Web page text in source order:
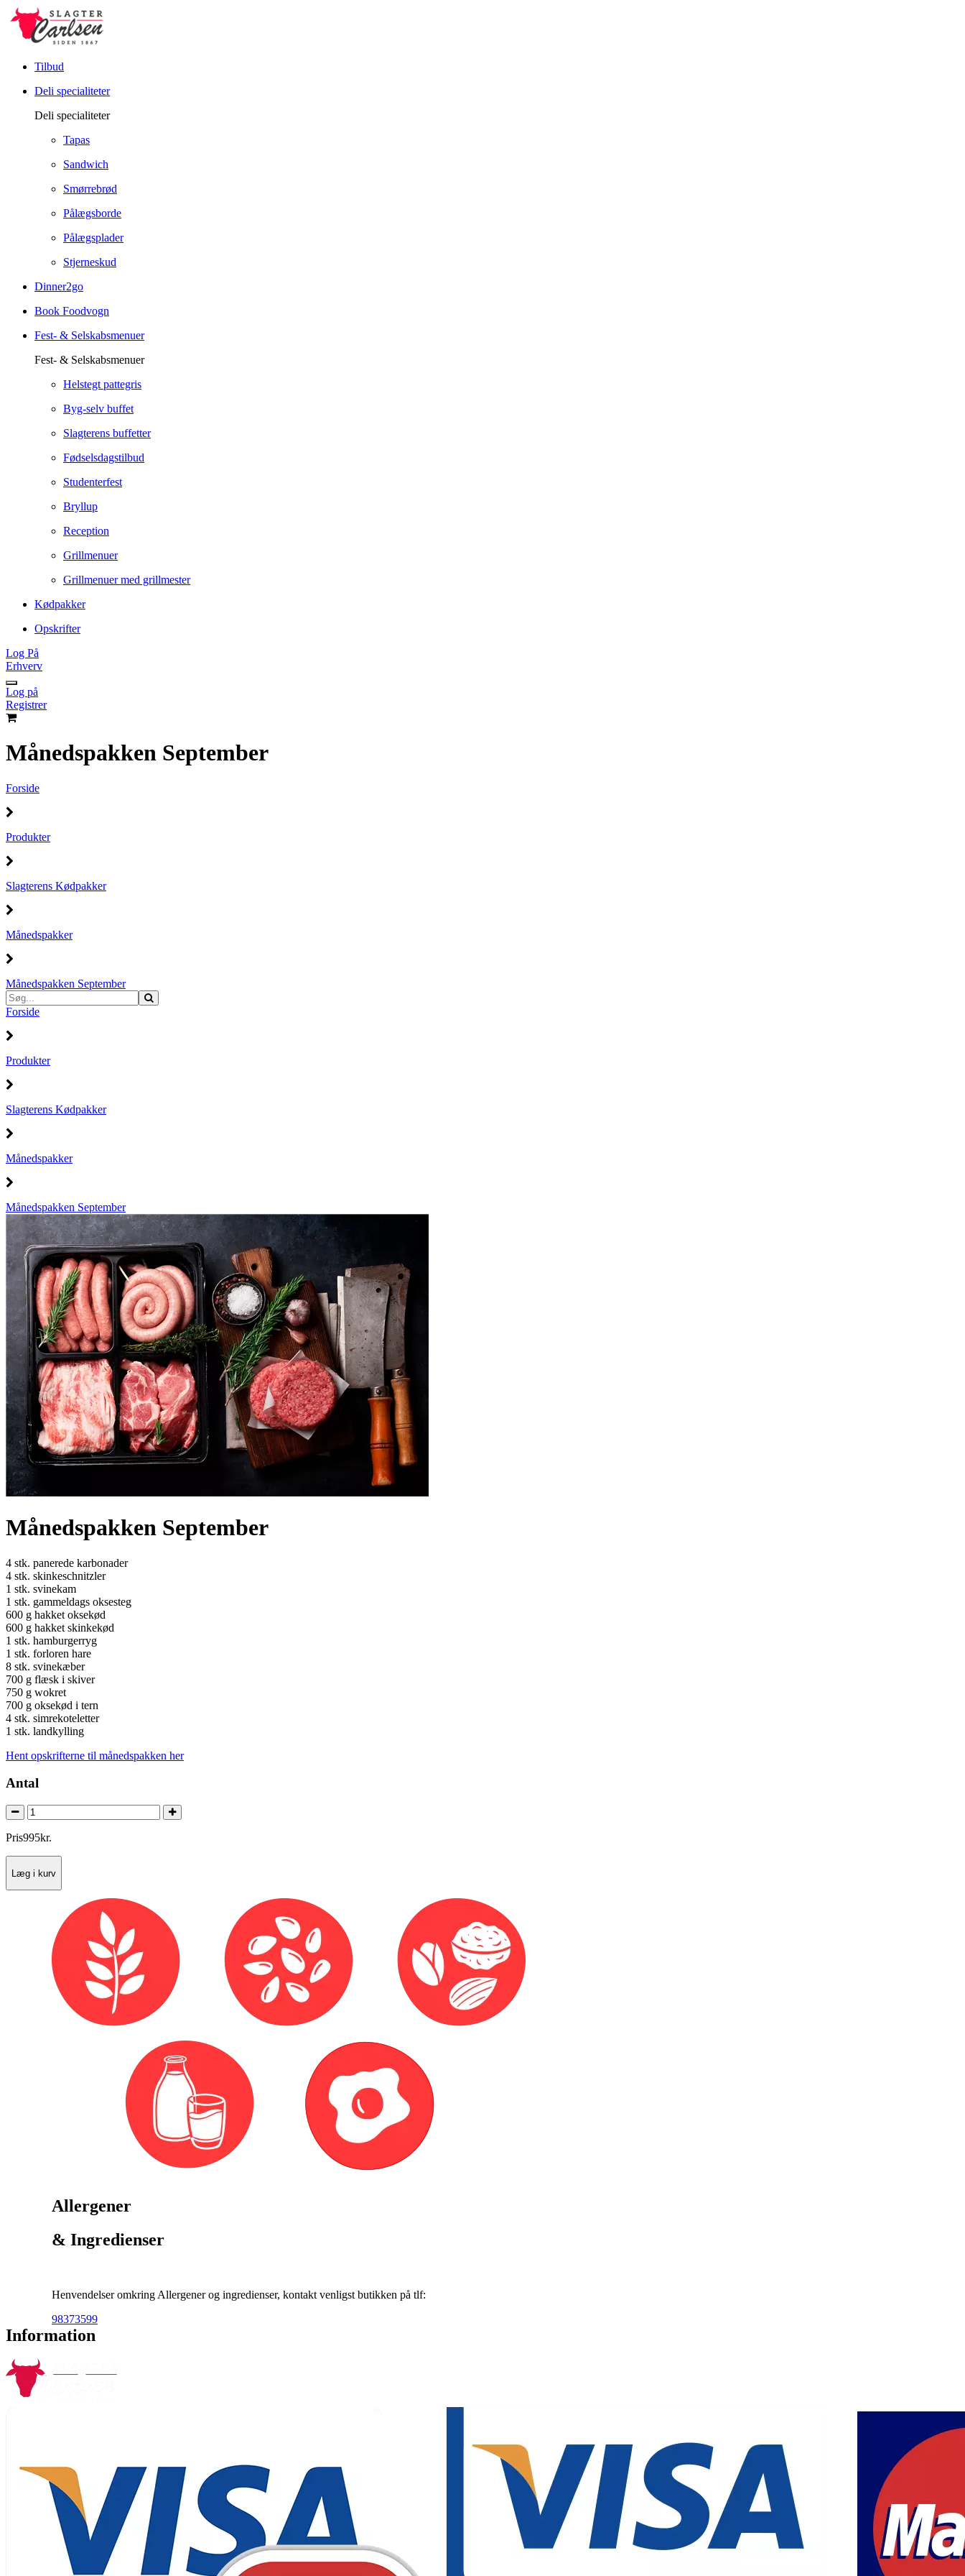
Tilbud
Deli specialiteter
Deli specialiteter
Tapas
Sandwich
Smørrebrød
Pålægsborde
Pålægsplader
Stjerneskud
Dinner2go
Book Foodvogn
Fest- & Selskabsmenuer
Fest- & Selskabsmenuer
Helstegt pattegris
Byg-selv buffet
Slagterens buffetter
Fødselsdagstilbud
Studenterfest
Bryllup
Reception
Grillmenuer
Grillmenuer med grillmester
Kødpakker
Opskrifter
Log På
Erhverv
Log på
Registrer
Månedspakken September
Forside
Produkter
Slagterens Kødpakker
Månedspakker
Månedspakken September
Forside
Produkter
Slagterens Kødpakker
Månedspakker
Månedspakken September
Månedspakken September
4 stk. panerede karbonader
4 stk. skinkeschnitzler
1 stk. svinekam
1 stk. gammeldags oksesteg
600 g hakket oksekød
600 g hakket skinkekød
1 stk. hamburgerryg
1 stk. forloren hare
8 stk. svinekæber
700 g flæsk i skiver
750 g wokret
700 g oksekød i tern
4 stk. simrekoteletter
1 stk. landkylling
Hent opskrifterne til månedspakken her
Antal
Pris995kr.
Læg i kurv
Allergener
& Ingredienser
Henvendelser omkring Allergener og ingredienser, kontakt venligst butikken på tlf:
98373599
Information